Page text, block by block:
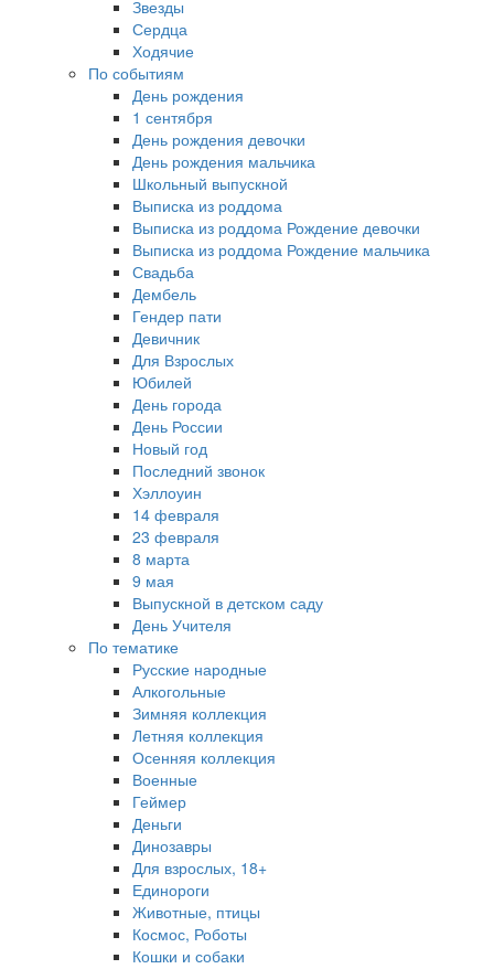
Звезды
Сердца
Ходячие
По событиям
День рождения
1 сентября
День рождения девочки
День рождения мальчика
Школьный выпускной
Выписка из роддома
Выписка из роддома Рождение девочки
Выписка из роддома Рождение мальчика
Свадьба
Дембель
Гендер пати
Девичник
Для Взрослых
Юбилей
День города
День России
Новый год
Последний звонок
Хэллоуин
14 февраля
23 февраля
8 марта
9 мая
Выпускной в детском саду
День Учителя
По тематике
Русские народные
Алкогольные
Зимняя коллекция
Летняя коллекция
Осенняя коллекция
Военные
Геймер
Деньги
Динозавры
Для взрослых, 18+
Единороги
Животные, птицы
Космос, Роботы
Кошки и собаки